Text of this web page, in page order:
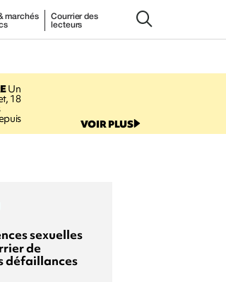
marchés
Courrier des
lecteurs
Un
18
VOIR PLUS
sexuelles
de
défaillances